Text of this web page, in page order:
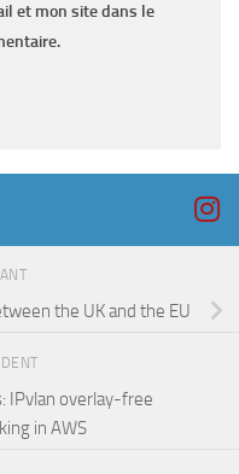
et mon site dans le
the UK and the EU
IPvlan overlay-free
in AWS